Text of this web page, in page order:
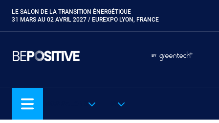
contenu
Paragraphes
LE SALON DE LA TRANSITION ÉNERGÉTIQUE
31 MARS AU 02 AVRIL 2027 / EUREXPO LYON, FRANCE
Paragraphes Paragraphes
BY